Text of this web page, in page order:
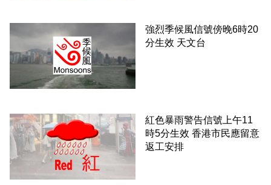
強烈季候風信號傍晚6時20
分生效 天文台
紅色暴雨警告信號上午11
時5分生效 香港市民應留意
返工安排